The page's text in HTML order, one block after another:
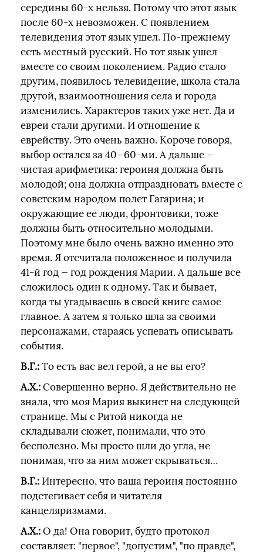
середины 60-х нельзя. Потому что этот язык
после 60-х невозможен. С появлением
телевидения этот язык ушел. По-прежнему
есть местный русский. Но тот язык ушел
вместе со своим поколением. Радио стало
другим, появилось телевидение, школа стала
другой, взаимоотношения села и города
изменились. Характеров таких уже нет. Да и
евреи стали другими. И отношение к
еврейству. Это очень важно. Короче говоря,
выбор остался за 40—60-ми. А дальше —
чистая арифметика: героиня должна быть
молодой; она должна отпраздновать вместе с
советским народом полет Гагарина; и
окружающие ее люди, фронтовики, тоже
должны быть относительно молодыми.
Поэтому мне было очень важно именно это
время. Я отсчитала положенное и получила
41-й год — год рождения Марии. А дальше все
сложилось один к одному. Так и бывает,
когда ты угадываешь в своей книге самое
главное. А затем я только шла за своими
персонажами, стараясь успевать описывать
события.
В.Г.:То есть вас вел герой, а не вы его?
А.Х.:Совершенно верно. Я действительно не
знала, что моя Мария выкинет на следующей
странице. Мы с Ритой никогда не
складывали сюжет, понимали, что это
бесполезно. Мы просто шли до угла, не
понимая, что за ним может скрываться…
В.Г.: Интересно, что ваша героиня постоянно
подстегивает себя и читателя
канцеляризмами.
А.Х.:О да! Она говорит, будто протокол
составляет: "первое", "допустим", "по правде",